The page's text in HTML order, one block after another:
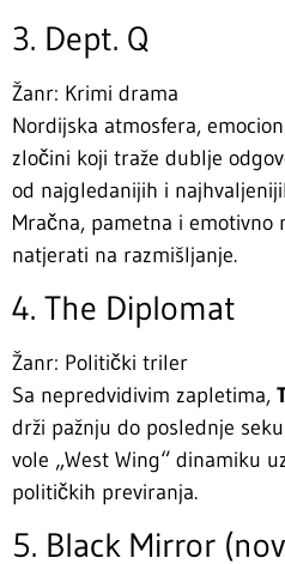
3. Dept. Q
Žanr: Krimi drama
Nordijska atmosfera,
zločini koji traže dublje
od najgledanijih i
Mračna, pametna i emotivno
natjerati na razmišljanje.
4. The Diplomat
Žanr: Politički triler
Sa nepredvidivim zapletima,
drži pažnju do poslednje
vole „West Wing“ dinamiku
političkih previranja.
5. Black Mirror